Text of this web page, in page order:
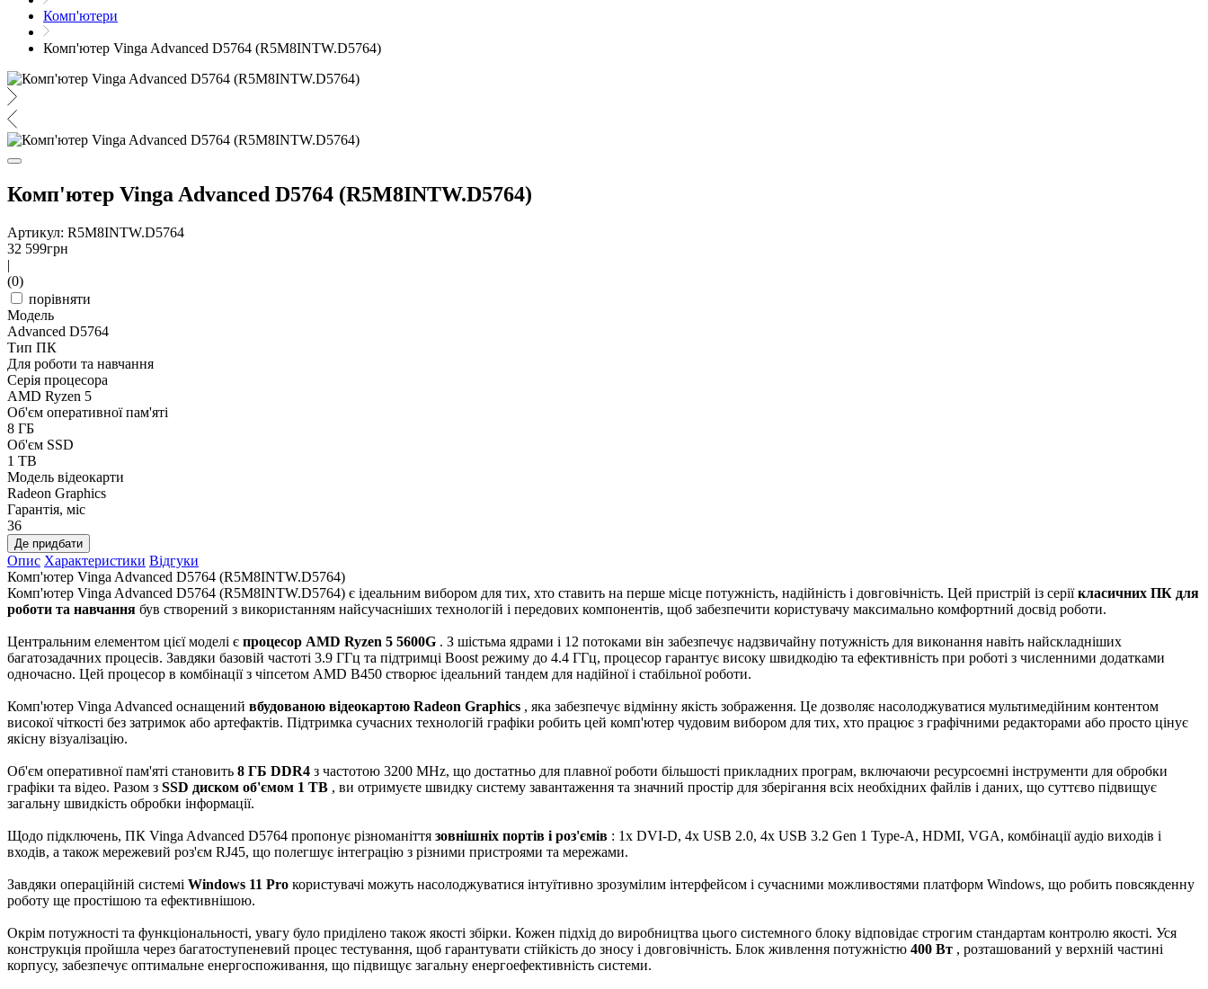
Комп'ютери
Комп'ютер Vinga Advanced D5764 (R5M8INTW.D5764)
Комп'ютер Vinga Advanced D5764 (R5M8INTW.D5764)
Артикул: R5M8INTW.D5764
32 599грн
|
(0)
порівняти
Модель
Advanced D5764
Тип ПК
Для роботи та навчання
Серія процесора
AMD Ryzen 5
Об'єм оперативної пам'яті
8 ГБ
Об'єм SSD
1 TB
Модель відеокарти
Radeon Graphics
Гарантія, міс
36
Де придбати
Опис Характеристики Відгуки
Комп'ютер Vinga Advanced D5764 (R5M8INTW.D5764)
Комп'ютер Vinga Advanced D5764 (R5M8INTW.D5764) є ідеальним вибором для тих, хто ставить на перше місце потужність, надійність і довговічність. Цей пристрій із серіїкласичних ПК для
роботи та навчання був створений з використанням найсучасніших технологій і передових компонентів, щоб забезпечити користувачу максимально комфортний досвід роботи.
Центральним елементом цієї моделі є процесор AMD Ryzen 5 5600G . З шістьма ядрами і 12 потоками він забезпечує надзвичайну потужність для виконання навіть найскладніших
багатозадачних процесів. Завдяки базовій частоті 3.9 ГГц та підтримці Boost режиму до 4.4 ГГц, процесор гарантує високу швидкодію та ефективність при роботі з численними додатками
одночасно. Цей процесор в комбінації з чіпсетом AMD B450 створює ідеальний тандем для надійної і стабільної роботи.
Комп'ютер Vinga Advanced оснащений вбудованою відеокартою Radeon Graphics , яка забезпечує відмінну якість зображення. Це дозволяє насолоджуватися мультимедійним контентом
високої чіткості без затримок або артефактів. Підтримка сучасних технологій графіки робить цей комп'ютер чудовим вибором для тих, хто працює з графічними редакторами або просто цінує
якісну візуалізацію.
Об'єм оперативної пам'яті становить 8 ГБ DDR4 з частотою 3200 MHz, що достатньо для плавної роботи більшості прикладних програм, включаючи ресурсоємні інструменти для обробки
графіки та відео. Разом з SSD диском об'ємом 1 TB , ви отримуєте швидку систему завантаження та значний простір для зберігання всіх необхідних файлів і даних, що суттєво підвищує
загальну швидкість обробки інформації.
Щодо підключень, ПК Vinga Advanced D5764 пропонує різноманіття зовнішніх портів і роз'ємів : 1x DVI-D, 4x USB 2.0, 4x USB 3.2 Gen 1 Type-A, HDMI, VGA, комбінації аудіо виходів і
входів, а також мережевий роз'єм RJ45, що полегшує інтеграцію з різними пристроями та мережами.
Завдяки операційній системі Windows 11 Pro користувачі можуть насолоджуватися інтуїтивно зрозумілим інтерфейсом і сучасними можливостями платформ Windows, що робить повсякденну
роботу ще простішою та ефективнішою.
Окрім потужності та функціональності, увагу було приділено також якості збірки. Кожен підхід до виробництва цього системного блоку відповідає строгим стандартам контролю якості. Уся
конструкція пройшла через багатоступеневий процес тестування, щоб гарантувати стійкість до зносу і довговічність. Блок живлення потужністю 400 Вт , розташований у верхній частині
корпусу, забезпечує оптимальне енергоспоживання, що підвищує загальну енергоефективність системи.